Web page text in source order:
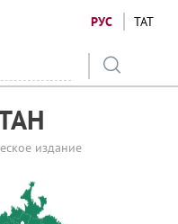
РУС ТАТ
издание